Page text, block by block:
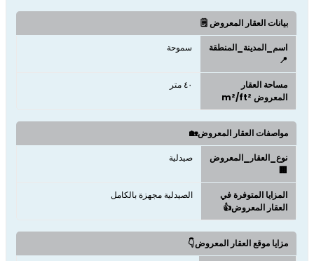
بيانات العقار المعروض 🗒️
اسم_المدينة_المنطقة
📍
سموحة
مساحة العقار
المعروض m²/ft²
٤٠ متر
مواصفات العقار المعروض🏡
نوع_العقار_المعروض
🏢
صيدلية
المزايا المتوفرة في
العقار المعروض👍
الصيدلية مجهزة بالكامل
مزايا موقع العقار المعروض👇